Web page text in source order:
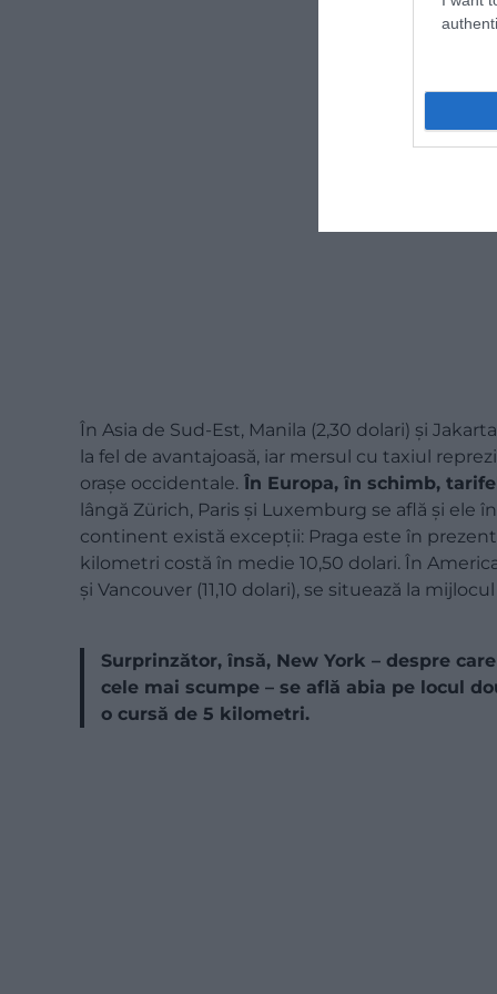
În Asia de Sud-Est, Manila (2,30 dolari) și
la fel de avantajoasă, iar mersul cu taxiul
orașe occidentale. În Europa, în schimb,
lângă Zürich, Paris și Luxemburg se află și ele
continent există excepții: Praga este în
kilometri costă în medie 10,50 dolari. În
și Vancouver (11,10 dolari), se situează la
Surprinzător, însă, New York – despre
cele mai scumpe – se află abia pe locul
o cursă de 5 kilometri.